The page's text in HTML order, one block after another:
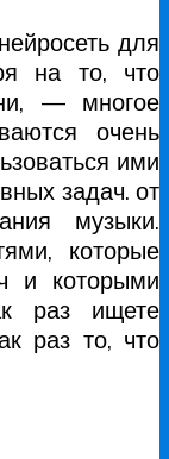
для
на то, что
— многое
очень
ими
задач. от
музыки.
которые
и которыми
раз ищете
раз то, что